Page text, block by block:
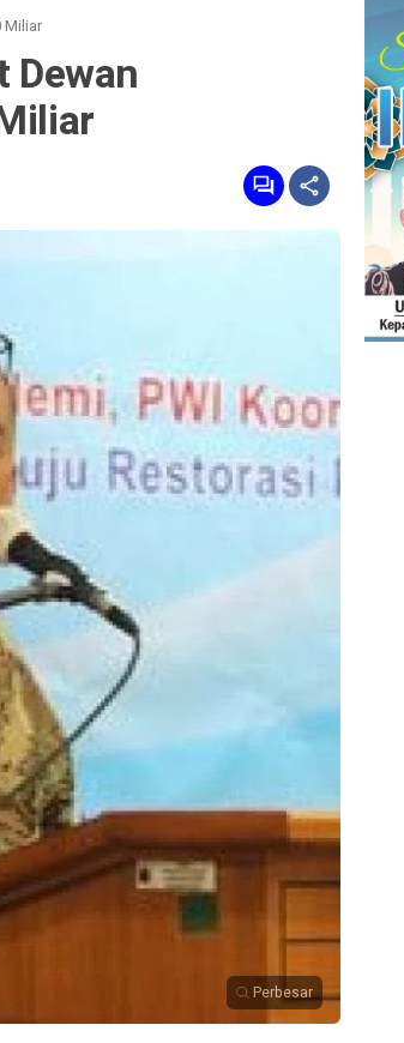
Miliar
Dewan
Perbesar